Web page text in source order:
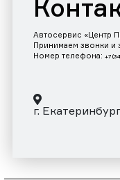
Автосервис «Центр
Принимаем звонки и
Номер телефона: +7
г.